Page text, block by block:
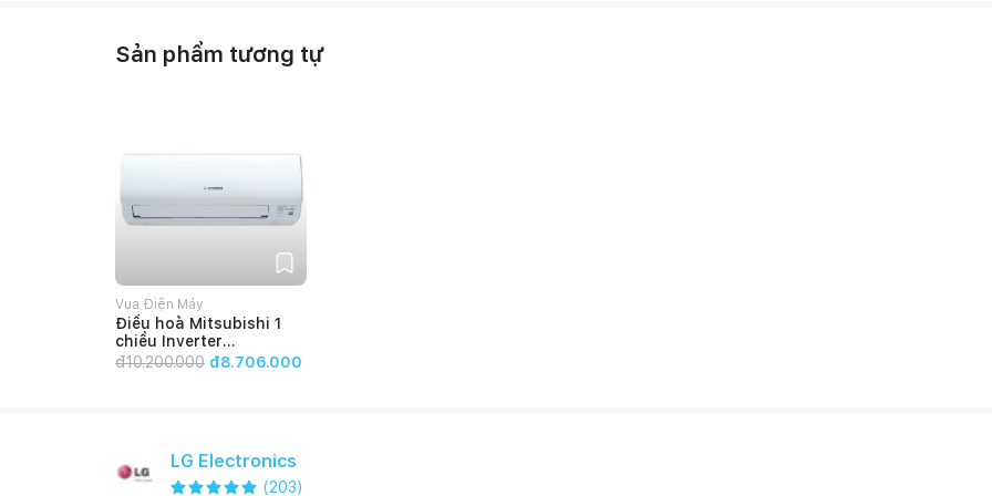
Sản phẩm tương tự
Vua Điện Máy
Điều hoà Mitsubishi 1
chiều Inverter
SRK10YXP-
đ10.200.000 đ8.706.000
LG Electronics
(203)